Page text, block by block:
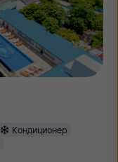
Кондиционер